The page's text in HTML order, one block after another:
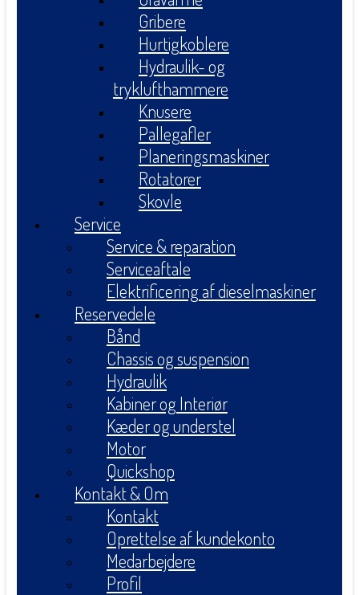
Gribere
Hurtigkoblere
Hydraulik- og
tryklufthammere
Knusere
Pallegafler
Planeringsmaskiner
Rotatorer
Skovle
Service
Service & reparation
Serviceaftale
Elektrificering af dieselmaskiner
Reservedele
Bånd
Chassis og suspension
Hydraulik
Kabiner og Interiør
Kæder og understel
Motor
Quickshop
Kontakt & Om
Kontakt
Oprettelse af kundekonto
Medarbejdere
Profil